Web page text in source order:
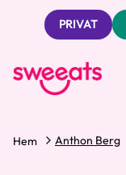
PRIVAT
Hem Anthon Berg